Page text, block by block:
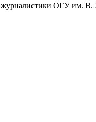
ОГУ им. В.